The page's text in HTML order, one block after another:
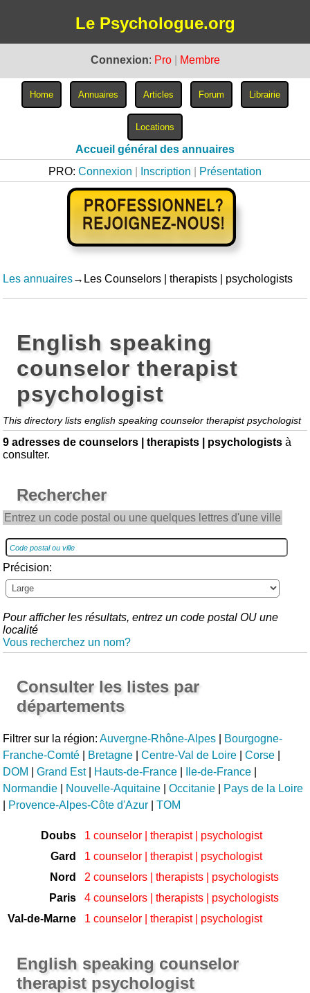
Le Psychologue.org
Connexion: Pro Membre
Accueil général des annuaires
PRO: Connexion Inscription Présentation
Les annuaires→Les Counselors | therapists | psychologists
English speaking
counselor therapist
psychologist
This directory lists english speaking counselor therapist psychologist
9 adresses de counselors | therapists | psychologists à
consulter.
Rechercher
Entrez un code postal ou une quelques lettres d'une ville
Précision:
Pour afficher les résultats, entrez un code postal OU une
localité
Vous recherchez un nom?
Consulter les listes par
départements
Filtrer sur la région:Auvergne-Rhône-Alpes
Bourgogne-
Franche-Comté
Bretagne |Centre-Val de Loire |Corse
DOM
|Grand Est| Hauts-de-France Ile-de-France
Normandie
Nouvelle-Aquitaine |Occitanie
Pays de la Loire
Provence-Alpes-Côte d'Azur |TOM
Doubs
1 counselor | therapist | psychologist
Gard
1 counselor | therapist | psychologist
Nord
2 counselors | therapists | psychologists
Paris
4 counselors | therapists | psychologists
Val-de-Marne
1 counselor | therapist | psychologist
English speaking counselor
therapist psychologist